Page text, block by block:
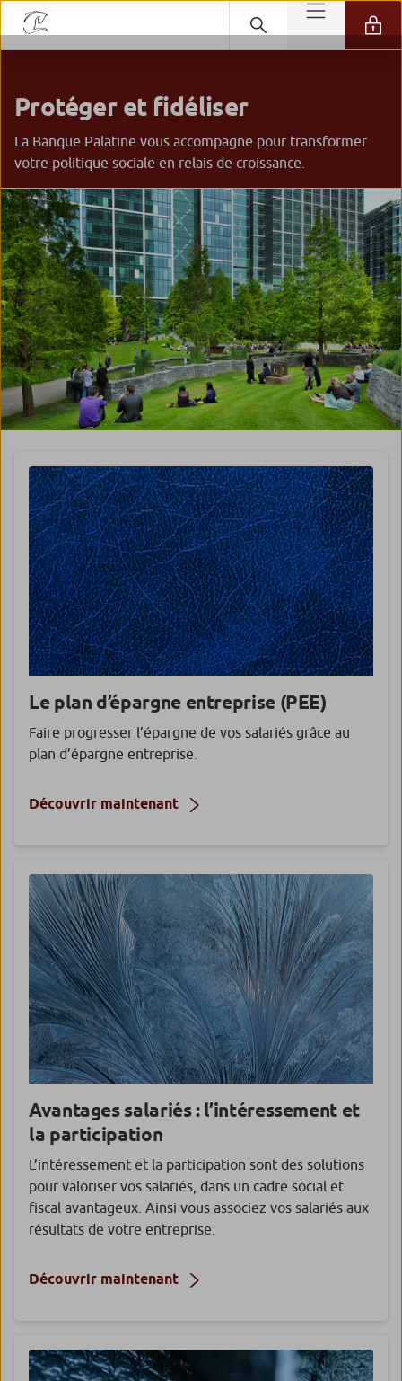
Protéger et fidéliser
La Banque Palatine vous accompagne pour transformer
votre politique sociale en relais de croissance.
Le plan d’épargne entreprise (PEE)
Faire progresser l’épargne de vos salariés grâce au
plan d’épargne entreprise.
Découvrir maintenant
Avantages salariés : l’intéressement et
la participation
L’intéressement et la participation sont des solutions
pour valoriser vos salariés, dans un cadre social et
fiscal avantageux. Ainsi vous associez vos salariés aux
résultats de votre entreprise.
Découvrir maintenant